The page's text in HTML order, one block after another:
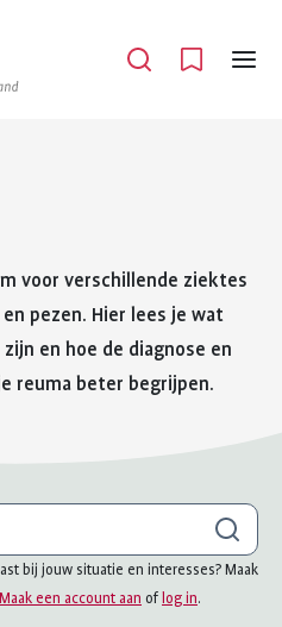
Open
Menu
voor verschillende ziektes
pezen. Hier lees je wat
en hoe de diagnose en
reuma beter begrijpen.
Zoeken
bij jouw situatie en interesses? Maak
Maak een account aan of log in.